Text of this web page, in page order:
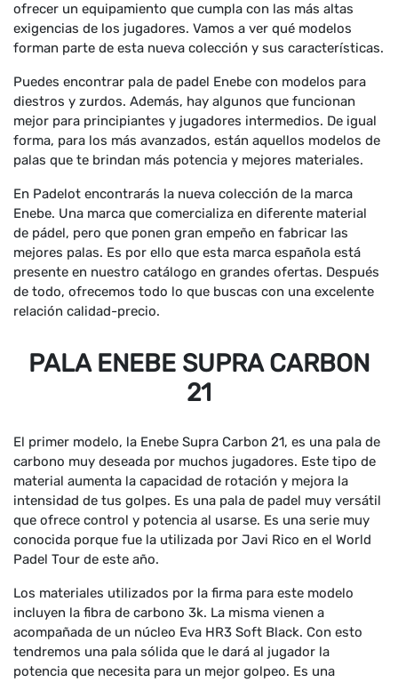
ofrecer un equipamiento que cumpla con las más altas
exigencias de los jugadores. Vamos a ver qué modelos
forman parte de esta nueva colección y sus características.
Puedes encontrar pala de padel Enebe con modelos para
diestros y zurdos. Además, hay algunos que funcionan
mejor para principiantes y jugadores intermedios. De igual
forma, para los más avanzados, están aquellos modelos de
palas que te brindan más potencia y mejores materiales.
En Padelot encontrarás la nueva colección de la marca
Enebe. Una marca que comercializa en diferente material
de pádel, pero que ponen gran empeño en fabricar las
mejores palas. Es por ello que esta marca española está
presente en nuestro catálogo en grandes ofertas. Después
de todo, ofrecemos todo lo que buscas con una excelente
relación calidad-precio.
PALA ENEBE SUPRA CARBON
21
El primer modelo, la Enebe Supra Carbon 21, es una pala de
carbono muy deseada por muchos jugadores. Este tipo de
material aumenta la capacidad de rotación y mejora la
intensidad de tus golpes. Es una pala de padel muy versátil
que ofrece control y potencia al usarse. Es una serie muy
conocida porque fue la utilizada por Javi Rico en el World
Padel Tour de este año.
Los materiales utilizados por la firma para este modelo
incluyen la fibra de carbono 3k. La misma vienen a
acompañada de un núcleo Eva HR3 Soft Black. Con esto
tendremos una pala sólida que le dará al jugador la
potencia que necesita para un mejor golpeo. Es una